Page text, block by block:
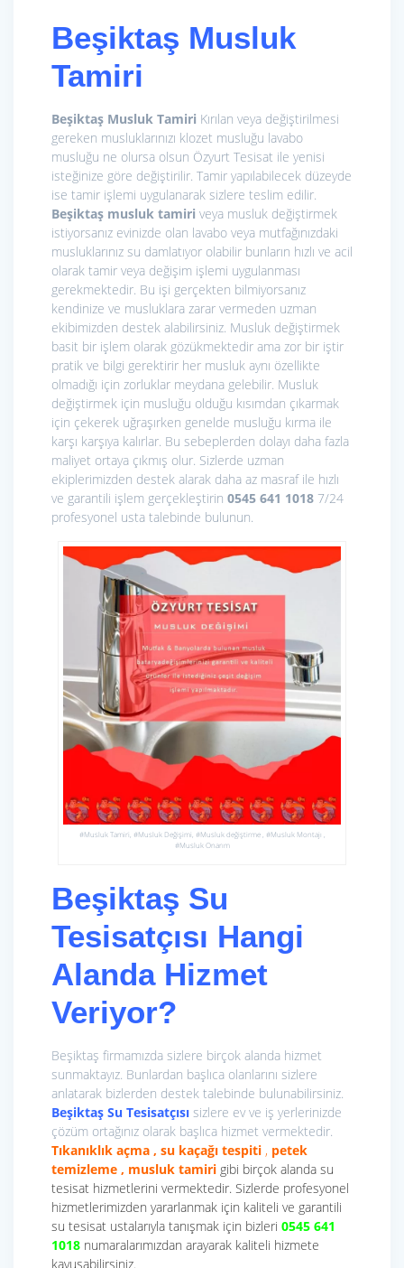
Beşiktaş Musluk
Tamiri
Beşiktaş Musluk Tamiri Kırılan veya değiştirilmesi
gereken musluklarınızı klozet musluğu lavabo
musluğu ne olursa olsun Özyurt Tesisat ile yenisi
isteğinize göre değiştirilir. Tamir yapılabilecek düzeyde
ise tamir işlemi uygulanarak sizlere teslim edilir.
Beşiktaş musluk tamiri veya musluk değiştirmek
istiyorsanız evinizde olan lavabo veya mutfağınızdaki
musluklarınız su damlatıyor olabilir bunların hızlı ve acil
olarak tamir veya değişim işlemi uygulanması
gerekmektedir. Bu işi gerçekten bilmiyorsanız
kendinize ve musluklara zarar vermeden uzman
ekibimizden destek alabilirsiniz. Musluk değiştirmek
basit bir işlem olarak gözükmektedir ama zor bir iştir
pratik ve bilgi gerektirir her musluk aynı özellikte
olmadığı için zorluklar meydana gelebilir. Musluk
değiştirmek için musluğu olduğu kısımdan çıkarmak
için çekerek uğraşırken genelde musluğu kırma ile
karşı karşıya kalırlar. Bu sebeplerden dolayı daha fazla
maliyet ortaya çıkmış olur. Sizlerde uzman
ekiplerimizden destek alarak daha az masraf ile hızlı
ve garantili işlem gerçekleştirin 0545 641 1018 7/24
profesyonel usta talebinde bulunun.
#Musluk Tamiri, #Musluk Değişimi, #Musluk değiştirme , #Musluk Montajı ,
#Musluk Onarım
Beşiktaş Su
Tesisatçısı Hangi
Alanda Hizmet
Veriyor?
Beşiktaş firmamızda sizlere birçok alanda hizmet
sunmaktayız. Bunlardan başlıca olanlarını sizlere
anlatarak bizlerden destek talebinde bulunabilirsiniz.
Beşiktaş Su Tesisatçısı sizlere ev ve iş yerlerinizde
çözüm ortağınız olarak başlıca hizmet vermektedir.
Tıkanıklık açma , su kaçağı tespiti , petek
temizleme , musluk tamiri gibi birçok alanda su
tesisat hizmetlerini vermektedir. Sizlerde profesyonel
hizmetlerimizden yararlanmak için kaliteli ve garantili
su tesisat ustalarıyla tanışmak için bizleri 0545 641
1018 numaralarımızdan arayarak kaliteli hizmete
kavuşabilirsiniz.